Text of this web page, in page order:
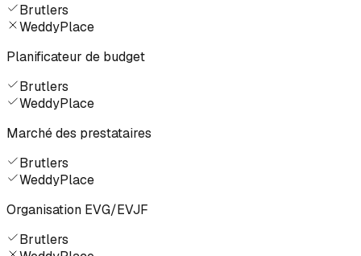
Brutlers
WeddyPlace
Planificateur de budget
Brutlers
WeddyPlace
Marché des prestataires
Brutlers
WeddyPlace
Organisation EVG/EVJF
Brutlers